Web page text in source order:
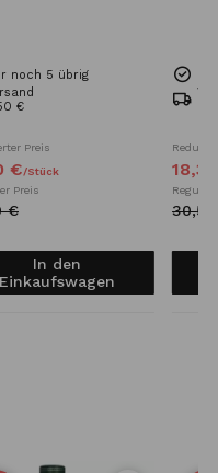
noch 5 übrig
€
Preis
€/Stück
Preis
€
In den
Einkaufswagen
18,30
30,50